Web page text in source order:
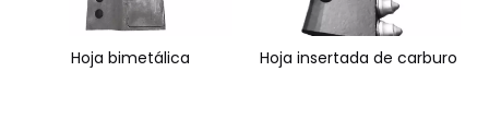
Hoja bimetálica Hoja insertada de carburo